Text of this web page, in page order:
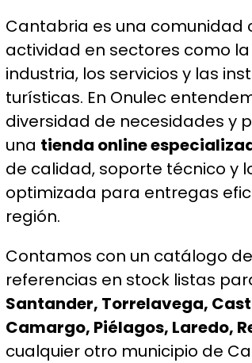
Cantabria es una comunidad
actividad en sectores como
industria, los servicios y las
turísticas. En Onulec
diversidad de necesidades y
una tienda online
de calidad, soporte técnico y
optimizada para entregas
región.
Contamos con un catálogo de
referencias en stock listas
Santander, Torrelavega,
Camargo, Piélagos, Laredo,
cualquier otro municipio de